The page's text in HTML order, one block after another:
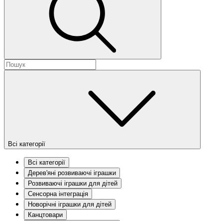
Всі категорії
Всі категорії
Дерев'яні розвиваючі іграшки
Розвиваючі іграшки для дітей
Сенсорна інтеграція
Новорічні іграшки для дітей
Канцтовари